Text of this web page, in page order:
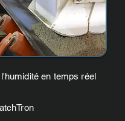
en temps réel